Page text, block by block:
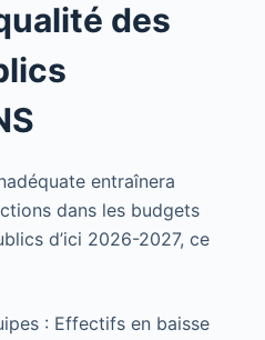
des
entraînera
dans les budgets
d’ici 2026-2027, ce
: Effectifs en baisse